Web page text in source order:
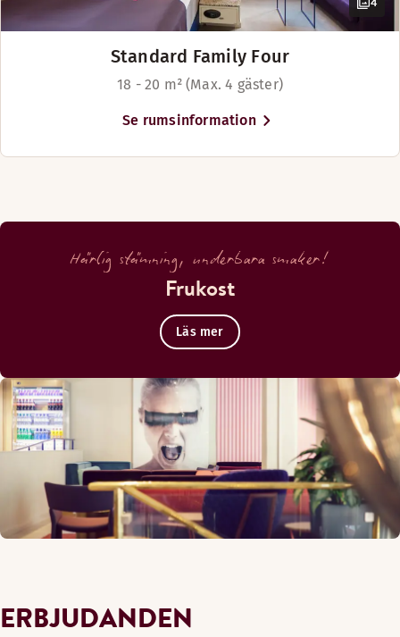
Standard Family Four
18 - 20 m² (Max. 4 gäster)
Se rumsinformation
Härlig stämning, underbara smaker!
Frukost
Läs mer
ERBJUDANDEN